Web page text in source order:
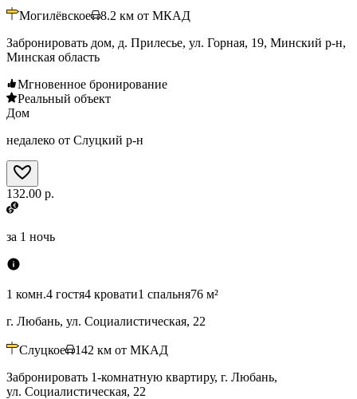
Могилёвское 8.2 км от МКАД
Забронировать дом, д. Прилесье, ул. Горная, 19, Минский р-н,
Минская область
Мгновенное бронирование
Реальный объект
Дом
недалеко от Слуцкий р-н
132.00 р.
за 1 ночь
1 комн.4 гостя4 кровати1 спальня76 м²
г. Любань, ул. Социалистическая, 22
Слуцкое 142 км от МКАД
Забронировать 1-комнатную квартиру, г. Любань,
ул. Социалистическая, 22